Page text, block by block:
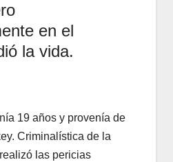
en el
la vida.
19 años y provenía de
Criminalística de la
las pericias